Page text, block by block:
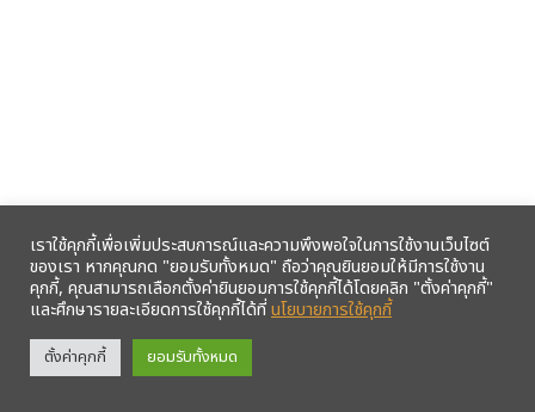
รับข้อมูลข่าวสารจากสหกรณ์ฯ ผ่าน LINE ก่อนใคร คลิก!
เราใช้คุกกี้เพื่อเพิ่มประสบการณ์และความพึงพอใจในการใช้งานเว็บไซต์
ของเรา หากคุณกด "ยอมรับทั้งหมด" ถือว่าคุณยินยอมให้มีการใช้งาน
คุกกี้, คุณสามารถเลือกตั้งค่ายินยอมการใช้คุกกี้ได้โดยคลิก "ตั้งค่าคุกกี้"
และศึกษารายละเอียดการใช้คุกกี้ได้ที่นโยบายการใช้คุกกี้
ตั้งค่าคุกกี้ ยอมรับทั้งหมด